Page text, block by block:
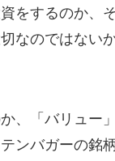
をするのか、
なのではない
か、「バリュー
ンバガーの銘